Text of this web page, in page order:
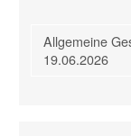
Allgemeine
19.06.2026